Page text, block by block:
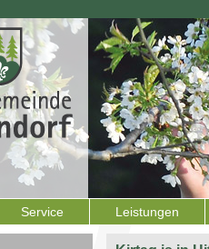
Service Leistungen